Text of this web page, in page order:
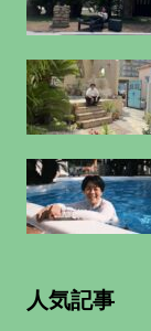
人気記事